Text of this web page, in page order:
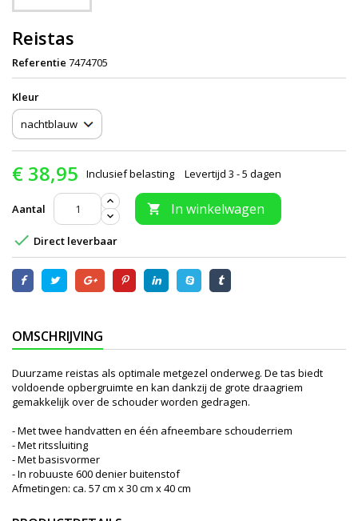
Reistas
Referentie 7474705
Kleur
€ 38,95 Inclusief belasting Levertijd 3 - 5 dagen
Aantal  In winkelwagen
 Direct leverbaar
OMSCHRIJVING
Duurzame reistas als optimale metgezel onderweg. De tas biedt
voldoende opbergruimte en kan dankzij de grote draagriem
gemakkelijk over de schouder worden gedragen.
- Met twee handvatten en één afneembare schouderriem
- Met ritssluiting
- Met basisvormer
- In robuuste 600 denier buitenstof
Afmetingen: ca. 57 cm x 30 cm x 40 cm